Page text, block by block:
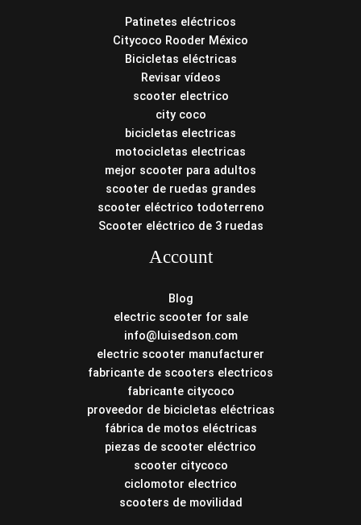
Patinetes eléctricos
Citycoco Rooder México
Bicicletas eléctricas
Revisar vídeos
scooter electrico
city coco
bicicletas electricas
motocicletas electricas
mejor scooter para adultos
scooter de ruedas grandes
scooter eléctrico todoterreno
Scooter eléctrico de 3 ruedas
Account
Blog
electric scooter for sale
info@luisedson.com
electric scooter manufacturer
fabricante de scooters electricos
fabricante citycoco
proveedor de bicicletas eléctricas
fábrica de motos eléctricas
piezas de scooter eléctrico
scooter citycoco
ciclomotor electrico
scooters de movilidad